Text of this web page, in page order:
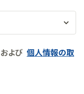
および 個人情報の取